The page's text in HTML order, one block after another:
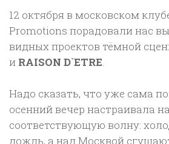
12 октября в московском
Promotions порадовали нас
видных проектов тёмной
и RAISON D`ETRE.
Надо сказать, что уже сама
осенний вечер настраивала на
соответствующую волну:
дождь, а над Москвой